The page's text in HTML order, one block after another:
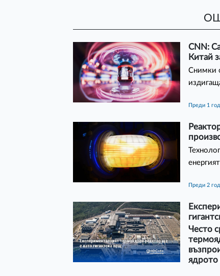
CNN:
Китай
Снимки
преди 1
преди 2
Често
ядрото